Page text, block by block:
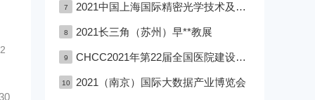
7 2021中国上海国际精密光学技术及设备展览会
8 2021长三角（苏州）早**教展
9 CHCC2021年第22届全国医院建设大会深圳医院建设大会
10 2021（南京）国际大数据产业博览会